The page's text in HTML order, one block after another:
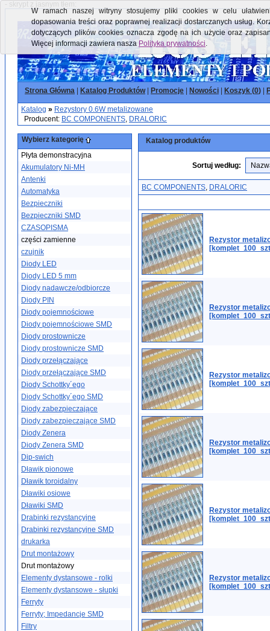
- skrypt z jasnym tłem:
Strona Główna Katalog Produktów| Promocje Nowości Koszyk (0)
Katalog » Rezystory 0.6W metalizowane
Producent: BC COMPONENTS, DRALORIC
Wybierz kategorię
Płyta demonstracyjna
Akumulatory Ni-MH
Antenki
Automatyka
Bezpieczniki
Bezpieczniki SMD
CZASOPISMA
części zamienne
czujnik
Diody LED
Diody LED 5 mm
Diody nadawcze/odbiorcze
Diody PIN
Diody pojemnościowe
Diody pojemnościowe SMD
Diody prostownicze
Diody prostownicze SMD
Diody przełączające
Diody przełączające SMD
Diody Schottky´ego
Diody Schottky´ego SMD
Diody zabezpieczające
Diody zabezpieczające SMD
Diody Zenera
Diody Zenera SMD
Dip-swich
Dławik pionowe
Dławik toroidalny
Dławiki osiowe
Dławiki SMD
Drabinki rezystancyjne
Drabinki rezystancyjne SMD
drukarka
Drut montażowy
Drut montażowy
Elementy dystansowe - rolki
Elementy dystansowe - słupki
Ferryty
Ferryty; Impedancje SMD
Filtry
Katalog produktów
Sortuj według:
BC COMPONENTS, DRALORIC
Rezystor
Rezystor
Rezystor
Rezystor
Rezystor
Rezystor
W ramach naszej witryny stosujemy pliki cookies w celu
dopasowania treści oraz poprawnej realizacji dostarczanych usług.
dotyczących plików cookies oznacza zgodę na ich użycie oraz
Więcej informacji zawiera nasza Polityka prywatności.